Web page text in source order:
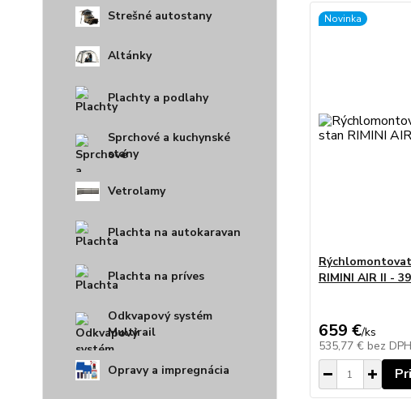
Strešné autostany
Altánky
Plachty a podlahy
Sprchové a kuchynské
stany
Vetrolamy
Plachta na autokaravan
Plachta na príves
Odkvapový systém
Multirail
Opravy a impregnácia
Novinka
RIMINI AIR II -
659 €/ks
535,77 € bez DPH